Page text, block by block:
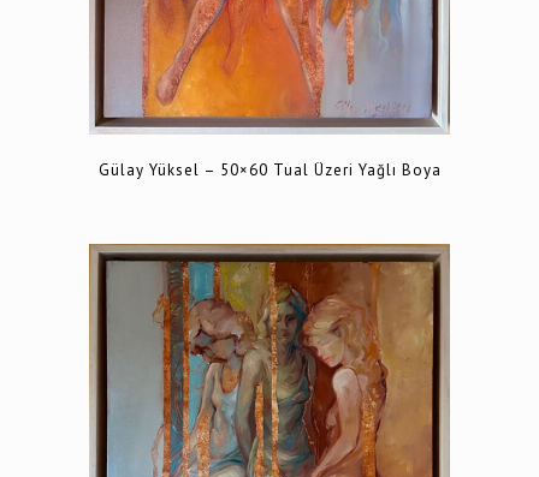
Gülay Yüksel – 50×60 Tual Üzeri Yağlı Boya